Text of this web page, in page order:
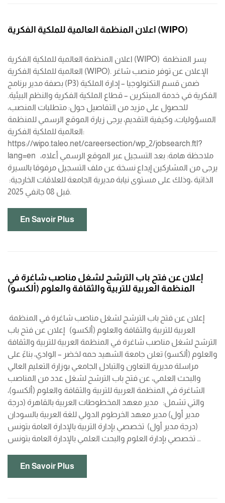
اعلان المنظمة العالمية للملكية الفكرية (WIPO)
اعلان المنظمة العالمية للملكية الفكرية (WIPO) يسر المنظمة
العالمية للملكية الفكرية (WIPO). الإعلان عن توفر منصب شاغر
بصفة مدير برنامج (P3) ضمن قسم التكنولوجيا – إدارة الملكية
الفكرية في خدمة المبتكرين – قطاع الملكية الفكرية والنظم البيئية.
للحصول على مزيد من التفاصيل حول: متطلبات المنصب،
المسؤوليات، وكيفية التقديم، يرجى زيارة الموقع الرسمي للمنظمة
العالمية للملكية الفكرية:
https://wipo.taleo.net/careersection/wp_2/jobsearch.ftl?
lang=en ملاحظة هامة: بعد التسجيل عبر الموقع الرسمي أعلاه،
يرجى من المشاركين إيداع نسخة عن ملف التسجيل مرفوقا بالسيرة
الذاتية ،وذلك على مستوى نيابة مديرية الجامعة للعلاقات الخارجية:
قبل 08 جانفي 2025.
En Savoir Plus
إعلان عن فتح باب الترشح لشغل مناصب شاغرة في
المنظمة العربية للتربية والثقافة والعلوم (ألكسو)
العربية للتربية والثقافة والعلوم (ألكسو) إعلان عن فتح باب
الترشح لشغل مناصب شاغرة في المنظمة العربية للتربية والثقافة
والعلوم (ألكسو) تعلن جامعة الشهيد حمه لخضر – الوادي، بناءً على
مراسلة مديرية التعاون والتبادل الجامعي بوزارة التعليم العالي
والبحث العلمي، عن فتح باب الترشح لشغل عدد من المناصب
الشاغرة في المنظمة العربية للتربية والثقافة والعلوم (ألكسو)،
والتي تشمل: مدير معهد المخطوطات العربية بالقاهرة (درجة
مدير أول) مدير معهد الخرطوم الدولي للغة العربية بالسودان
(درجة مدير أول) تخصصي بإدارة التربية بالإدارة العامة بتونس
تخصصي بإدارة العلوم والبحث العلمي بالإدارة العامة بتونس …
En Savoir Plus